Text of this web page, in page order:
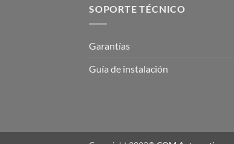
SOPORTE TÉCNICO
Garantías
Guía de instalación